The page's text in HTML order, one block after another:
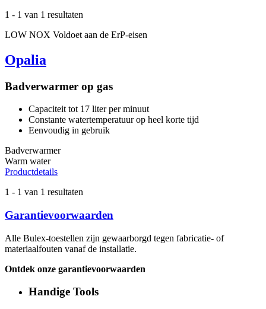
1 - 1 van 1 resultaten
LOW NOX Voldoet aan de ErP-eisen
Opalia
Badverwarmer op gas
Capaciteit tot 17 liter per minuut
Constante watertemperatuur op heel korte tijd
Eenvoudig in gebruik
Badverwarmer
Warm water
Productdetails
1 - 1 van 1 resultaten
Garantievoorwaarden
Alle Bulex-toestellen zijn gewaarborgd tegen fabricatie- of
materiaalfouten vanaf de installatie.
Ontdek onze garantievoorwaarden
Handige Tools